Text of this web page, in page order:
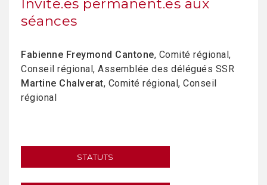
Invité.es permanent.es aux
séances
Fabienne Freymond Cantone, Comité régional,
Conseil régional, Assemblée des délégués SSR
Martine Chalverat, Comité régional, Conseil
régional
STATUTS